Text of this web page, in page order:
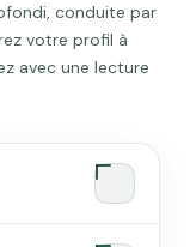
conduite par
votre profil à
avec une lecture